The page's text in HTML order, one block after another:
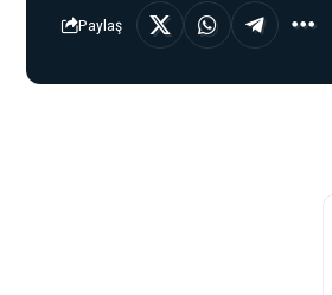
Paylaş